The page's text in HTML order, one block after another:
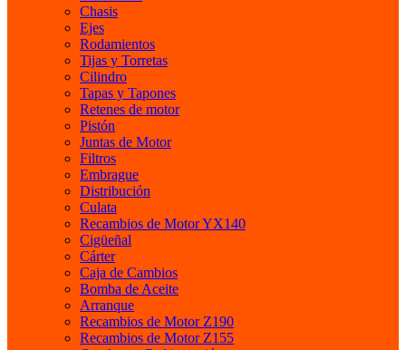
Chasis
Ejes
Rodamientos
Tijas y Torretas
Cilindro
Tapas y Tapones
Retenes de motor
Pistón
Juntas de Motor
Filtros
Embrague
Distribución
Culata
Recambios de Motor YX140
Cigüeñal
Cárter
Caja de Cambios
Bomba de Aceite
Arranque
Recambios de Motor Z190
Recambios de Motor Z155